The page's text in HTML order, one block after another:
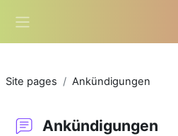
Site pages Ankündigungen
Ankündigungen